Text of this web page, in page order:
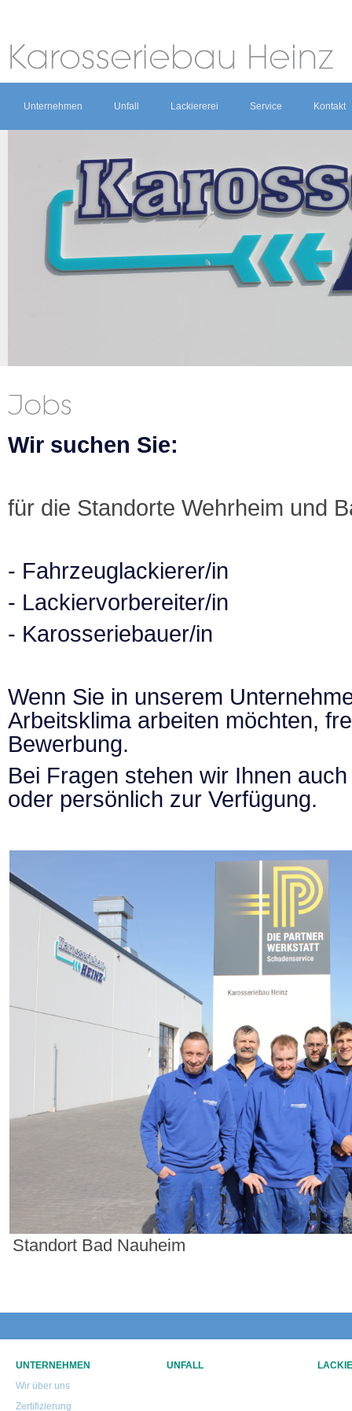
Unternehmen Unfall Lackiererei Service Kontakt
Wir suchen Sie:
für die Standorte Wehrheim und
- Fahrzeuglackierer/in
- Lackiervorbereiter/in
- Karosseriebauer/in
Wenn Sie in unserem
Arbeitsklima arbeiten möchten,
Bewerbung.
Bei Fragen stehen wir Ihnen
oder persönlich zur Verfügung.
Standort Bad Nauheim
UNTERNEHMEN
Wir über uns
Zertifizierung
UNFALL